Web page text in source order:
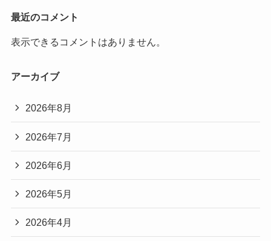
最近のコメント
表示できるコメントはありません。
アーカイブ
2026年8月
2026年7月
2026年6月
2026年5月
2026年4月